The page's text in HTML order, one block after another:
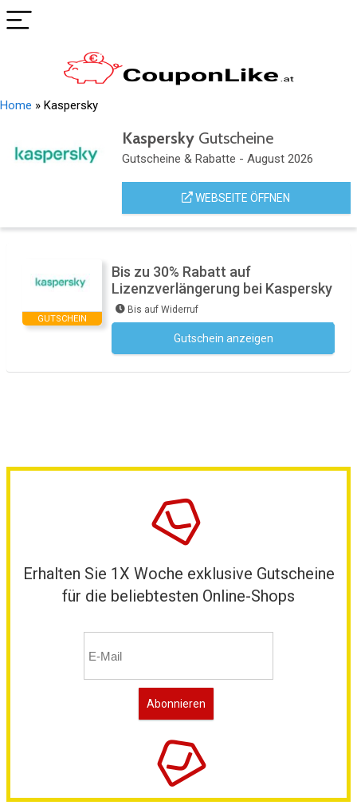
Home » Kaspersky
KasperskyGutscheine
Gutscheine & Rabatte - August 2026
WEBSEITE ÖFFNEN
GUTSCHEIN
Bis zu 30% Rabatt auf
Lizenzverlängerung bei Kaspersky
Bis auf Widerruf
Gutschein anzeigen
Erhalten Sie 1X Woche exklusive Gutscheine
für die beliebtesten Online-Shops